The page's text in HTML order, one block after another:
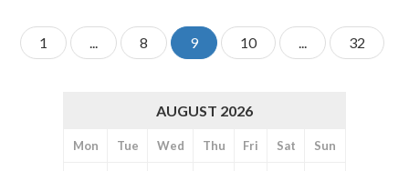
1 ... 8 9 10 ... 32
AUGUST 2026
Mon Tue Wed Thu Fri Sat Sun